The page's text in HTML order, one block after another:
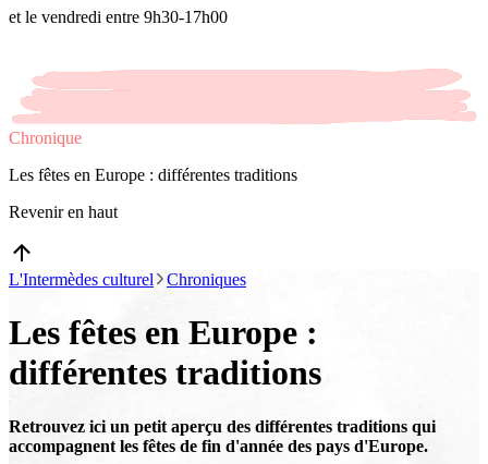
et le vendredi entre 9h30-17h00
Chronique
Les fêtes en Europe : différentes traditions
Revenir en haut
L'Intermèdes culturel Chroniques
Les fêtes en Europe :
différentes traditions
Retrouvez ici un petit aperçu des différentes traditions qui
accompagnent les fêtes de fin d'année des pays d'Europe.